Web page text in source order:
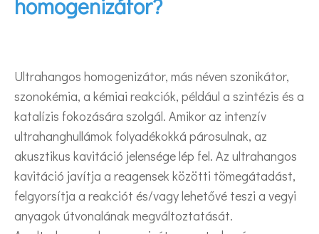
homogenizátor?
Ultrahangos homogenizátor, más néven szonikátor,
szonokémia, a kémiai reakciók, például a szintézis és a
katalízis fokozására szolgál. Amikor az intenzív
ultrahanghullámok folyadékokká párosulnak, az
akusztikus kavitáció jelensége lép fel. Az ultrahangos
kavitáció javítja a reagensek közötti tömegátadást,
felgyorsítja a reakciót és/vagy lehetővé teszi a vegyi
anyagok útvonalának megváltoztatását.